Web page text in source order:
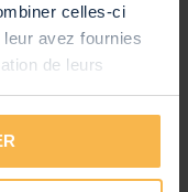
celles-ci
avez fournies
de leurs
4 Boulons de